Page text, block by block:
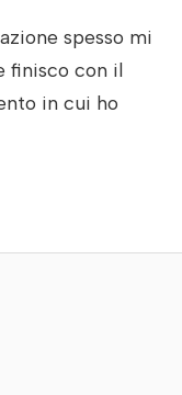
spesso mi
finisco con il
in cui ho